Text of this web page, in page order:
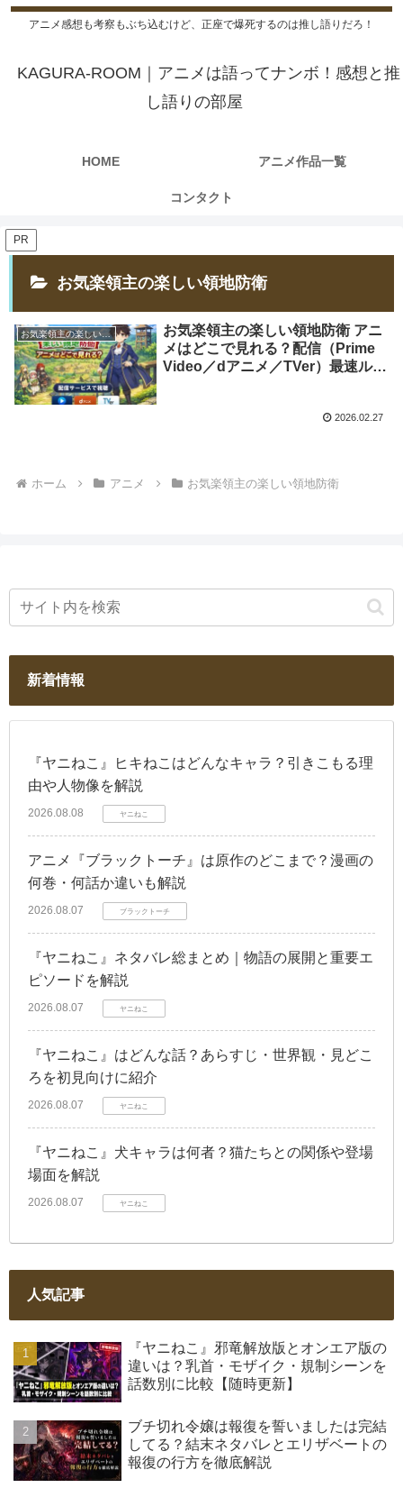
アニメ感想も考察もぶち込むけど、正座で爆死するのは推し語りだろ！
KAGURA-ROOM｜アニメは語ってナンボ！感想と推
し語りの部屋
HOME アニメ作品一覧
コンタクト
PR
お気楽領主の楽しい領地防衛
お気楽領主の楽しい領地防衛
お気楽領主の楽しい領地防衛 アニ
メはどこで見れる？配信（Prime
Video／dアニメ／TVer）最速ルー
2026.02.27
ホーム アニメ お気楽領主の楽しい領地防衛
新着情報
『ヤニねこ』ヒキねこはどんなキャラ？引きこもる理
由や人物像を解説
2026.08.08 ヤニねこ
アニメ『ブラックトーチ』は原作のどこまで？漫画の
何巻・何話か違いも解説
2026.08.07 ブラックトーチ
『ヤニねこ』ネタバレ総まとめ｜物語の展開と重要エ
ピソードを解説
2026.08.07 ヤニねこ
『ヤニねこ』はどんな話？あらすじ・世界観・見どこ
ろを初見向けに紹介
2026.08.07 ヤニねこ
『ヤニねこ』犬キャラは何者？猫たちとの関係や登場
場面を解説
2026.08.07 ヤニねこ
人気記事
『ヤニねこ』邪竜解放版とオンエア版の
違いは？乳首・モザイク・規制シーンを
話数別に比較【随時更新】
ブチ切れ令嬢は報復を誓いましたは完結
してる？結末ネタバレとエリザベートの
報復の行方を徹底解説